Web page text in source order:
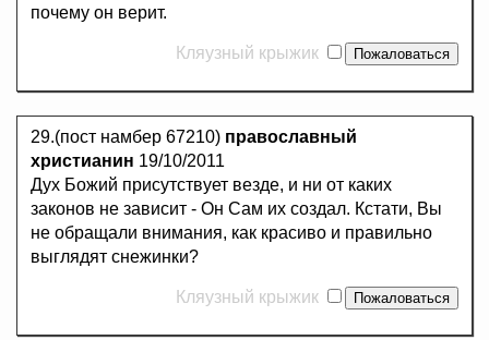
почему он верит.
Кляузный крыжик
29.(пост намбер 67210) православный
христианин 19/10/2011
Дух Божий присутствует везде, и ни от каких
законов не зависит - Он Сам их создал. Кстати, Вы
не обращали внимания, как красиво и правильно
выглядят снежинки?
Кляузный крыжик